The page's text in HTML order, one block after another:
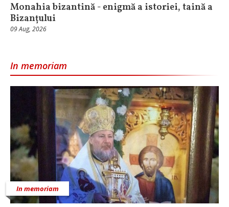
Monahia bizantină - enigmă a istoriei, taină a
Bizanțului
09 Aug, 2026
In memoriam
In memoriam